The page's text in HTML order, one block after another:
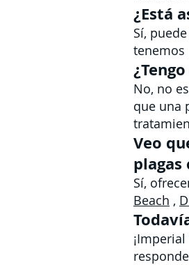
¿Está
Sí,
tenemos
No, no
que una
Veo
plagas
Sí,
Beach ,